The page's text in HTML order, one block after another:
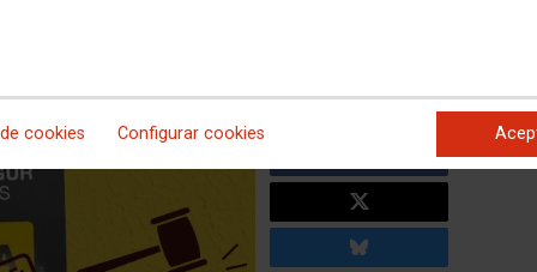
cookies Configurar cookies
sindicato, tras demostrarse que la compañía intentó sustituir
por un sistema de retribución variable (SRV)